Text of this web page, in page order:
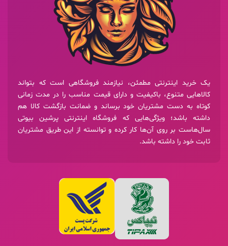
یک خرید اینترنتی مطمئن، نیازمند فروشگاهی است که بتواند
کالاهایی متنوع، باکیفیت و دارای قیمت مناسب را در مدت زمانی
کوتاه به دست مشتریان خود برساند و ضمانت بازگشت کالا هم
داشته باشد؛ ویژگی‌هایی که فروشگاه اینترنتی پرشین بیوتی
سال‌هاست بر روی آن‌ها کار کرده و توانسته از این طریق مشتریان
ثابت خود را داشته باشد.